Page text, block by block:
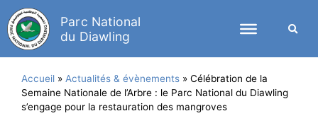
Parc National
du Diawling
Accueil » Actualités & évènements » Célébration de la
Semaine Nationale de l’Arbre : le Parc National du Diawling
s’engage pour la restauration des mangroves